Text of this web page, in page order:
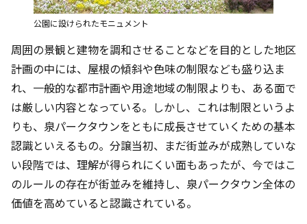
公園に設けられたモニュメント
周囲の景観と建物を調和させることなどを目的とした地区
計画の中には、屋根の傾斜や色味の制限なども盛り込ま
れ、一般的な都市計画や用途地域の制限よりも、ある面で
は厳しい内容となっている。しかし、これは制限というよ
りも、泉パークタウンをともに成長させていくための基本
認識といえるもの。分譲当初、まだ街並みが成熟していな
い段階では、理解が得られにくい面もあったが、今ではこ
のルールの存在が街並みを維持し、泉パークタウン全体の
価値を高めていると認識されている。